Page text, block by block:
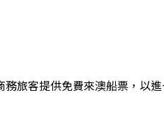
旅客提供免費來澳船票，以